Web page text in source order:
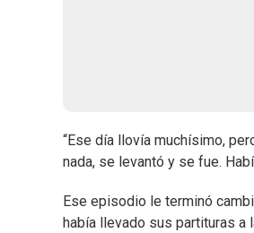
“Ese día llovía muchísimo,
nada, se levantó y se fue.
Ese episodio le terminó
había llevado sus partituras